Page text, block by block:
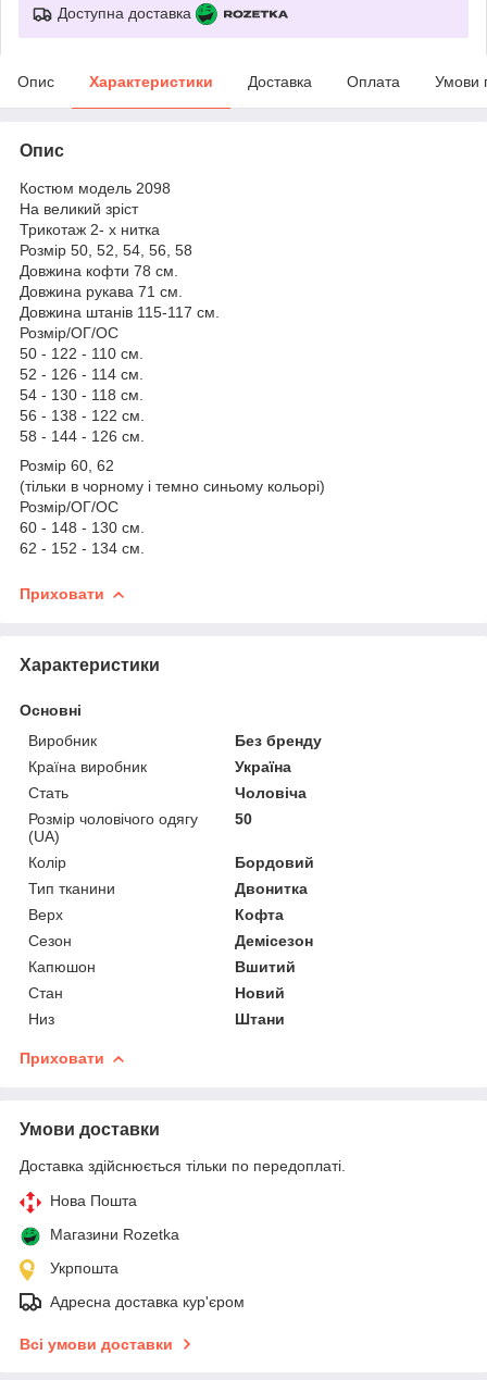
Доступна доставка
Опис Характеристики Доставка Оплата Умови
Опис
Костюм модель 2098
На великий зріст
Трикотаж 2- х нитка
Розмір 50, 52, 54, 56, 58
Довжина кофти 78 см.
Довжина рукава 71 см.
Довжина штанів 115-117 см.
Розмір/ОГ/ОС
50 - 122 - 110 см.
52 - 126 - 114 см.
54 - 130 - 118 см.
56 - 138 - 122 см.
58 - 144 - 126 см.
Розмір 60, 62
(тільки в чорному і темно синьому кольорі)
Розмір/ОГ/ОС
60 - 148 - 130 см.
62 - 152 - 134 см.
Приховати
Характеристики
Основні
Виробник
Без бренду
Країна виробник
Україна
Стать
Чоловіча
Розмір чоловічого одягу
(UA)
50
Колір
Бордовий
Тип тканини
Двонитка
Верх
Кофта
Сезон
Демісезон
Капюшон
Вшитий
Стан
Новий
Низ
Штани
Приховати
Умови доставки
Доставка здійснюється тільки по передоплаті.
Нова Пошта
Магазини Rozetka
Укрпошта
Адресна доставка кур'єром
Всі умови доставки